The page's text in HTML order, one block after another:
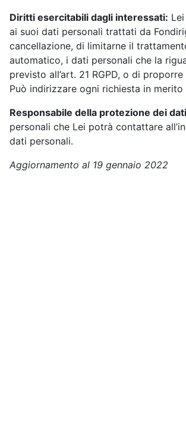
Diritti esercitabili dagli interessati:
ai suoi dati personali trattati da
cancellazione, di limitarne il
automatico, i dati personali che la
previsto all’art. 21 RGPD, o di
Può indirizzare ogni richiesta in
Responsabile della protezione dei
personali che Lei potrà contattare
dati personali.
Aggiornamento al 19 gennaio 2022